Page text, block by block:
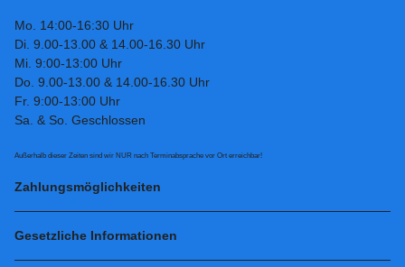
Mo. 14:00-16:30 Uhr
Di. 9.00-13.00 & 14.00-16.30 Uhr
Mi. 9:00-13:00 Uhr
Do. 9.00-13.00 & 14.00-16.30 Uhr
Fr. 9:00-13:00 Uhr
Sa. & So. Geschlossen
Außerhalb dieser Zeiten sind wir NUR nach Terminabsprache vor Ort erreichbar!
Zahlungsmöglichkeiten
Gesetzliche Informationen